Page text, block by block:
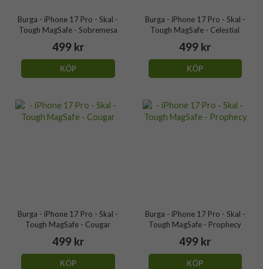
Burga - iPhone 17 Pro - Skal -
Tough MagSafe - Sobremesa
499 kr
KÖP
Burga - iPhone 17 Pro - Skal -
Tough MagSafe - Celestial
499 kr
KÖP
Burga - iPhone 17 Pro - Skal -
Tough MagSafe - Cougar
499 kr
KÖP
Burga - iPhone 17 Pro - Skal -
Tough MagSafe - Prophecy
499 kr
KÖP